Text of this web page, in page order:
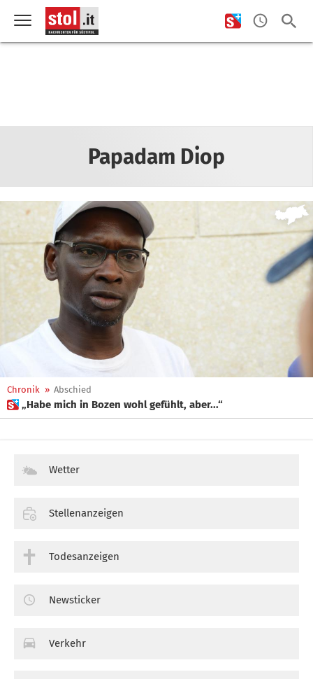
Papadam Diop
Chronik » Abschied
 „Habe mich in Bozen wohl gefühlt, aber...“
Wetter
Stellenanzeigen
Todesanzeigen
Newsticker
Verkehr